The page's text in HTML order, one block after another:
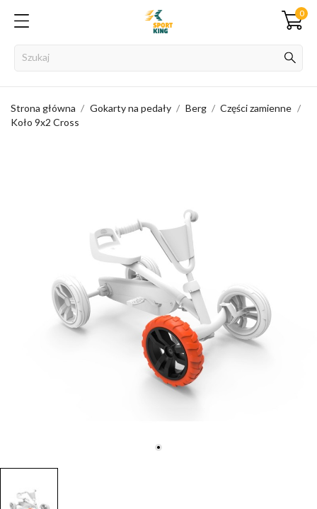
0
Strona główna Gokarty na pedały Berg
Części zamienne
Koło 9x2 Cross